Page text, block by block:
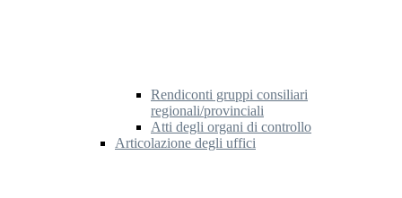
Rendiconti gruppi consiliari
regionali/provinciali
Atti degli organi di controllo
Articolazione degli uffici